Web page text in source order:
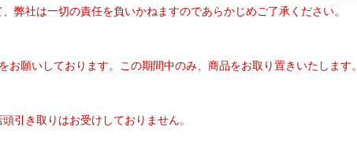
弊社は一切の責任を負いかねますのであらかじめご了承ください。
お願いしております。この期間中のみ、商品をお取り置きいたします。
引き取りはお受けしておりません。